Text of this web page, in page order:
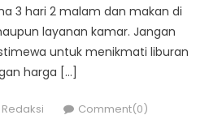
3 hari 2 malam dan makan di
layanan kamar. Jangan
untuk menikmati liburan
harga […]
Author
Redaksi Comment(0)